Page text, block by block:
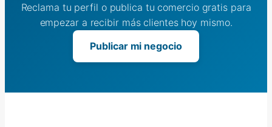
Reclama tu perfil o publica tu comercio gratis para
empezar a recibir más clientes hoy mismo.
Publicar mi negocio